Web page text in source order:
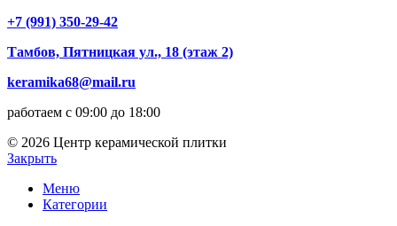
+7 (991) 350-29-42
Тамбов, Пятницкая ул., 18 (этаж 2)
keramika68@mail.ru
работаем с 09:00 до 18:00
© 2026 Центр керамической плитки
Закрыть
Меню
Категории